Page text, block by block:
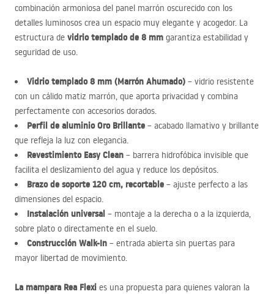
combinación armoniosa del panel marrón oscurecido con los
detalles luminosos crea un espacio muy elegante y acogedor. La
estructura de vidrio templado de 8 mm garantiza estabilidad y
seguridad de uso.
Vidrio templado 8 mm (Marrón Ahumado) – vidrio resistente
con un cálido matiz marrón, que aporta privacidad y combina
perfectamente con accesorios dorados.
Perfil de aluminio Oro Brillante – acabado llamativo y brillante
que refleja la luz con elegancia.
Revestimiento Easy Clean – barrera hidrofóbica invisible que
facilita el deslizamiento del agua y reduce los depósitos.
Brazo de soporte 120 cm, recortable – ajuste perfecto a las
dimensiones del espacio.
Instalación universal – montaje a la derecha o a la izquierda,
sobre plato o directamente en el suelo.
Construcción Walk-In – entrada abierta sin puertas para
mayor libertad de movimiento.
La mampara Rea Flexi es una propuesta para quienes valoran la